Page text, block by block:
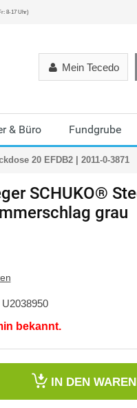
8-17 Uhr)
Mein Tecedo
& Büro Fundgrube
20 EFDB2 | 2011-0-3871
SCHUKO®
grau
U2038950
bekannt.
IN DEN